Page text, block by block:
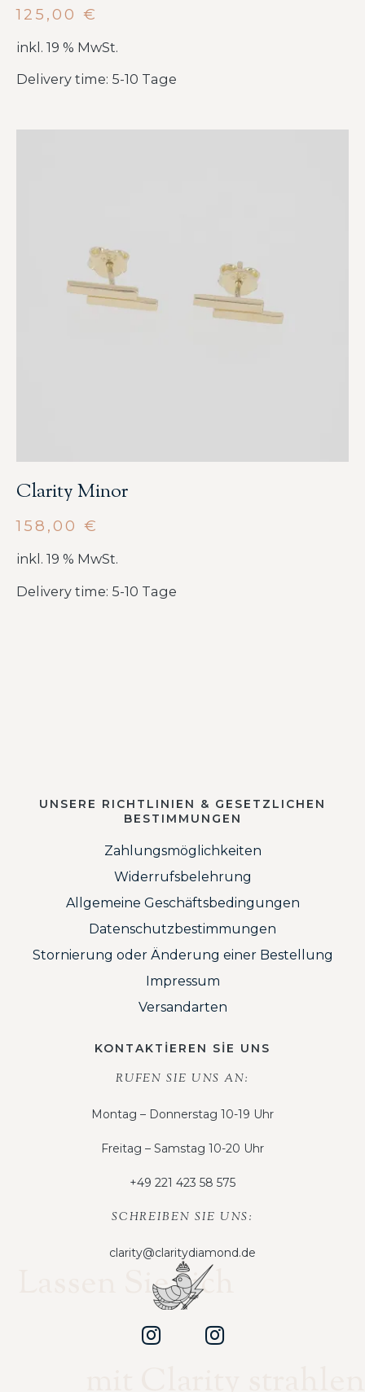
125,00 €
inkl. 19 % MwSt.
Delivery time: 5-10 Tage
Clarity Minor
158,00 €
inkl. 19 % MwSt.
Delivery time: 5-10 Tage
UNSERE RICHTLINIEN & GESETZLICHEN
BESTIMMUNGEN
Zahlungsmöglichkeiten
Widerrufsbelehrung
Allgemeine Geschäftsbedingungen
Datenschutzbestimmungen
Stornierung oder Änderung einer Bestellung
Impressum
Versandarten
KONTAKTİEREN SİE UNS
RUFEN SIE UNS AN:
Montag – Donnerstag 10-19 Uhr
Freitag – Samstag 10-20 Uhr
+49 221 423 58 575
SCHREIBEN SIE UNS:
clarity@claritydiamond.de
Lassen Sie sich